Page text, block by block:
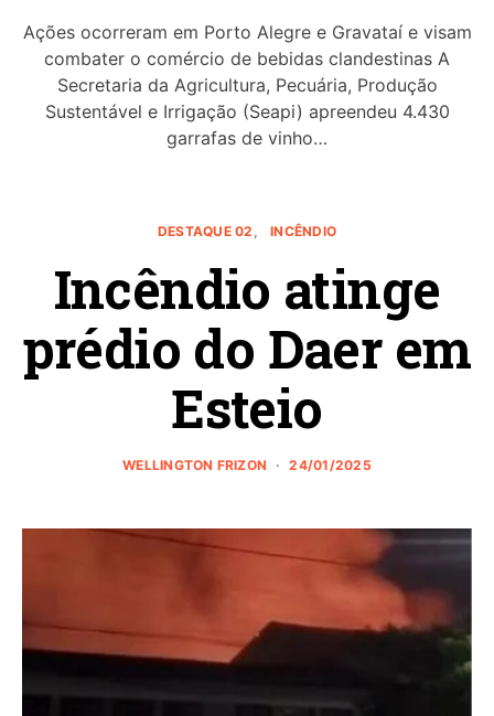
Ações ocorreram em Porto Alegre e Gravataí e visam
combater o comércio de bebidas clandestinas A
Secretaria da Agricultura, Pecuária, Produção
Sustentável e Irrigação (Seapi) apreendeu 4.430
garrafas de vinho…
DESTAQUE 02 INCÊNDIO
Incêndio atinge
prédio do Daer em
Esteio
WELLINGTON FRIZON 24/01/2025